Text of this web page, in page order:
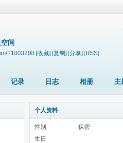
间
?1003208 [收藏] [复制] [分享] [RSS]
记录 日志 相册 主
个人资料
性别
保密
生日